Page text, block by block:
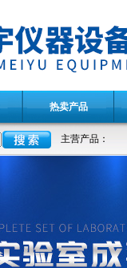
热卖产品
主营产品：